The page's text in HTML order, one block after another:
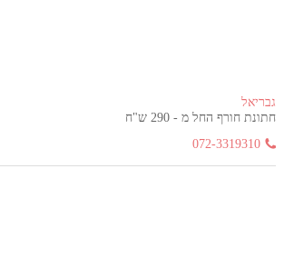
גבריאל
חתונת חורף החל מ - 290 ש"ח
072-3319310